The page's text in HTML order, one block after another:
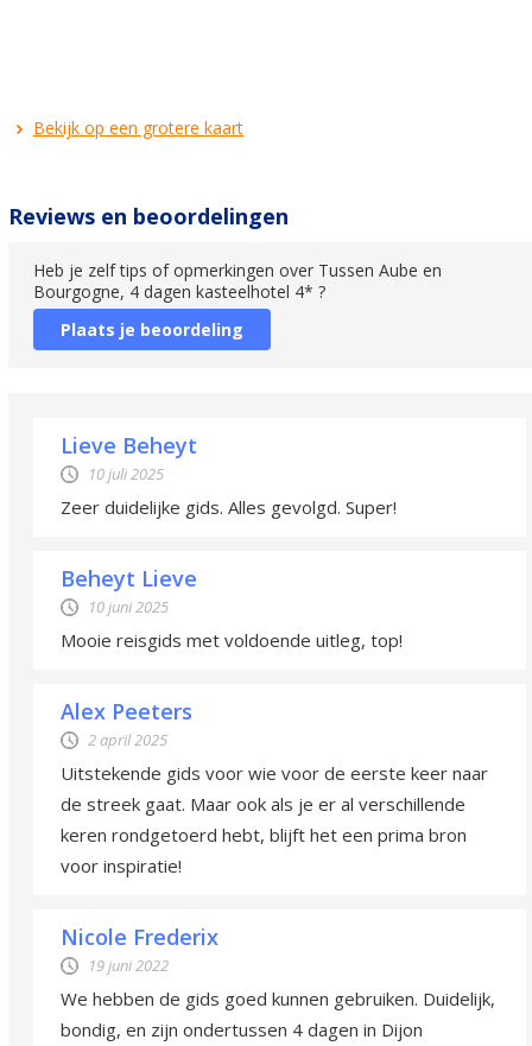
Bekijk op een grotere kaart
Reviews en beoordelingen
Heb je zelf tips of opmerkingen over Tussen Aube en
Bourgogne, 4 dagen kasteelhotel 4* ?
Plaats je beoordeling
Lieve Beheyt
10 juli 2025
Zeer duidelijke gids. Alles gevolgd. Super!
Beheyt Lieve
10 juni 2025
Mooie reisgids met voldoende uitleg, top!
Alex Peeters
2 april 2025
Uitstekende gids voor wie voor de eerste keer naar
de streek gaat. Maar ook als je er al verschillende
keren rondgetoerd hebt, blijft het een prima bron
voor inspiratie!
Nicole Frederix
19 juni 2022
We hebben de gids goed kunnen gebruiken. Duidelijk,
bondig, en zijn ondertussen 4 dagen in Dijon